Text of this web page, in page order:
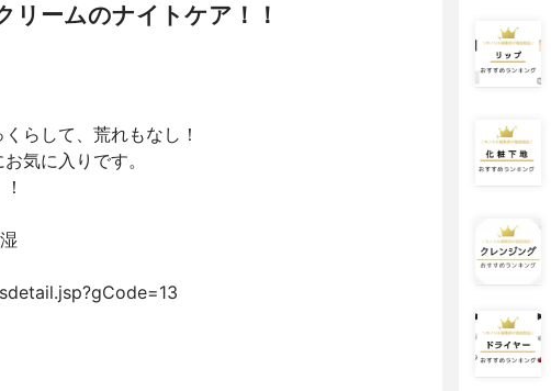
リームのナイトケア！！
らして、荒れもなし！
気に入りです。